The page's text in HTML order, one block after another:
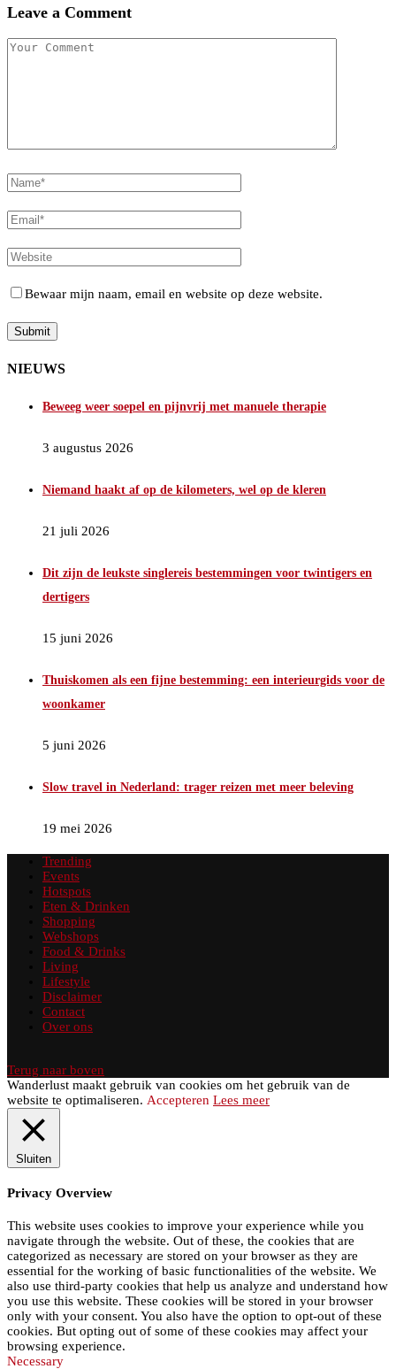
Leave a Comment
Bewaar mijn naam, email en website op deze website.
NIEUWS
Beweeg weer soepel en pijnvrij met manuele therapie
3 augustus 2026
Niemand haakt af op de kilometers, wel op de kleren
21 juli 2026
Dit zijn de leukste singlereis bestemmingen voor twintigers en
dertigers
15 juni 2026
Thuiskomen als een fijne bestemming: een interieurgids voor de
woonkamer
5 juni 2026
Slow travel in Nederland: trager reizen met meer beleving
19 mei 2026
Trending
Events
Hotspots
Eten & Drinken
Shopping
Webshops
Food & Drinks
Living
Lifestyle
Disclaimer
Contact
Over ons
Terug naar boven
Wanderlust maakt gebruik van cookies om het gebruik van de
website te optimaliseren. Accepteren Lees meer
Sluiten
Privacy Overview
This website uses cookies to improve your experience while you
navigate through the website. Out of these, the cookies that are
categorized as necessary are stored on your browser as they are
essential for the working of basic functionalities of the website. We
also use third-party cookies that help us analyze and understand how
you use this website. These cookies will be stored in your browser
only with your consent. You also have the option to opt-out of these
cookies. But opting out of some of these cookies may affect your
browsing experience.
Necessary